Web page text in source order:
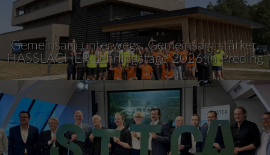
Gemeinsam unterwegs. Gemeinsam stärker.
HASSLACHER Lehrlingstage 2026 in Preding